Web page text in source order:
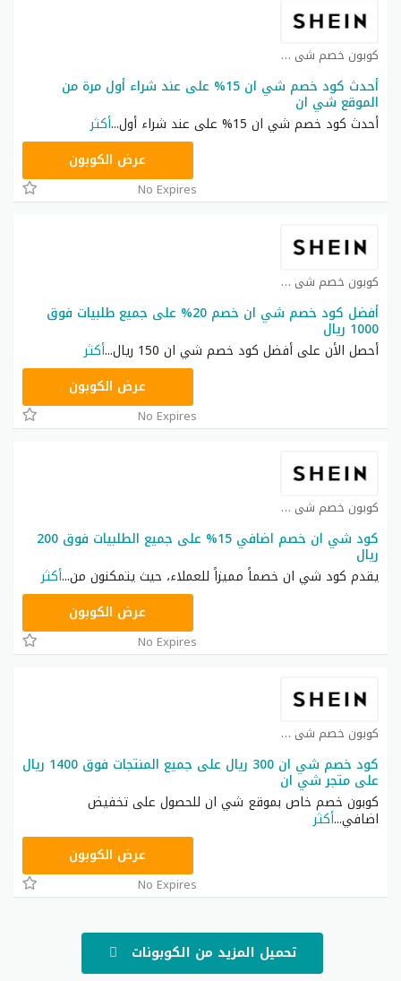
كوبون خصم شي ان كوبون
أحدث كود خصم شي ان 15% على عند شراء أول مرة من
الموقع شي ان
أحدث كود خصم شي ان 15% على عند شراء أول
...أكثر
عرض الكوبون
No Expires
كوبون خصم شي ان كوبون
أفضل كود خصم شي ان خصم 20% على جميع طلبيات فوق
1000 ريال
أحصل الأن على أفضل كود خصم شي ان 150 ريال
...أكثر
عرض الكوبون
No Expires
كوبون خصم شي ان كوبون
كود شي ان خصم اضافي 15% على جميع الطلبيات فوق 200
ريال
يقدم كود شي ان خصماً مميزاً للعملاء، حيث يتمكنون من...أكثر
عرض الكوبون
No Expires
كوبون خصم شي ان كوبون
كود خصم شي ان 300 ريال على جميع المنتجات فوق 1400 ريال
على متجر شي ان
كوبون خصم خاص بموقع شي ان للحصول على تخفيض
اضافي...أكثر
عرض الكوبون
No Expires
تحميل المزيد من الكوبونات